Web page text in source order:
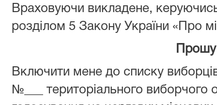
Враховуючи викладене,
розділом 5 Закону України «Про
Включити мене до списку виборців
№___ територіального виборчого